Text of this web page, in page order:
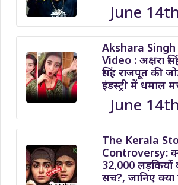
June
Akshara
Video : अक्षरा
सिंह राजपूत की
इंडस्ट्री में धमाल
June
The Kerala
Controversy:
32,000
सच?, जानिए क्या